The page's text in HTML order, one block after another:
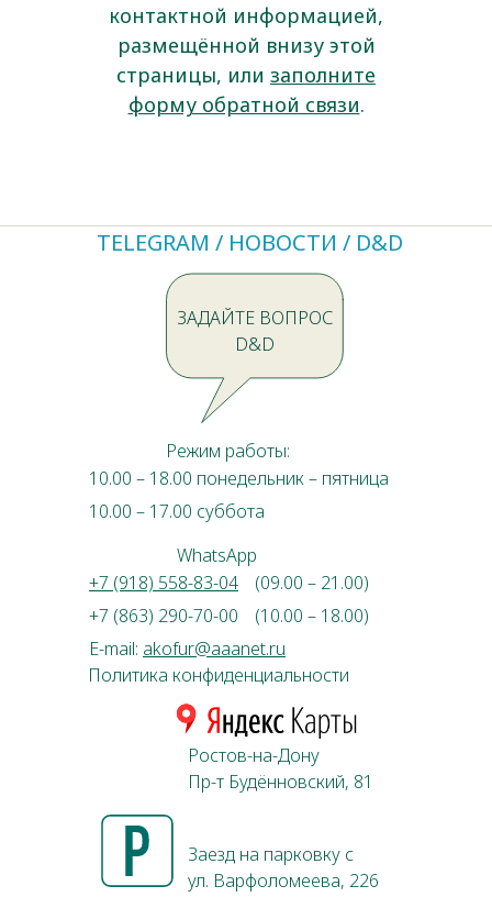
контактной информацией,
размещённой внизу этой
страницы, или заполните
форму обратной связи.
Ростов-на-Дону
Пр-т Будённовский, 81
Режим работы:
10.00 – 17.00 суббота
10.00 – 18.00 понедельник – пятница
Заезд на парковку с
ул. Варфоломеева, 226
Политика конфиденциальности
+7 (863) 290-70-00 (10.00 – 18.00)
+7 (918) 558-83-04 (09.00 – 21.00)
WhatsApp
E-mail: akofur@aaanet.ru
ЗАДАЙТЕ ВОПРОС
D&D
TELEGRAM / НОВОСТИ / D&D